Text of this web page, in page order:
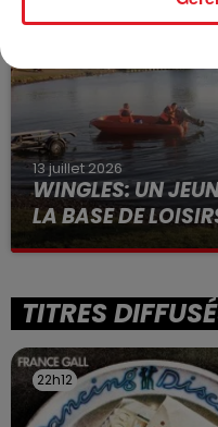
13 juillet 2026
WINGLES: UN
LA BASE DE
La victime a coulé à
TITRES
22h12
22h12